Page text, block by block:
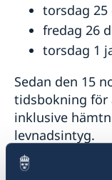
torsdag 25
fredag 26
torsdag 1
Sedan den 15
tidsbokning för
inklusive
levnadsintyg.
Vänligen boka
Boka tid för